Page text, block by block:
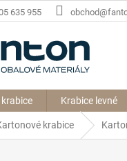
635 955
Krabice levné
krabice